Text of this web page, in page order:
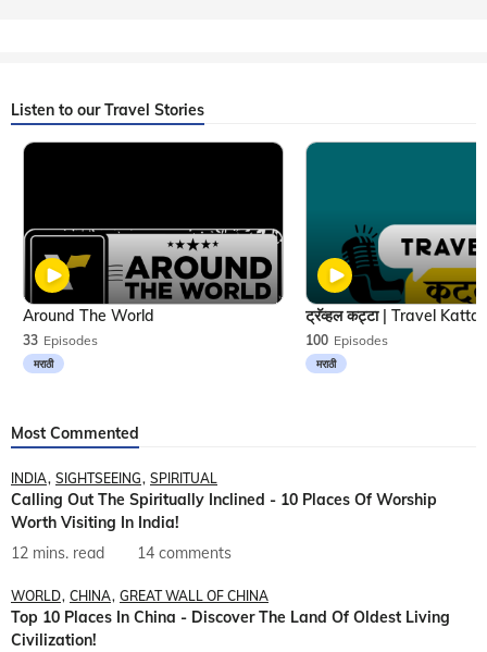
Listen to our Travel Stories
33 Episodes
मराठी
Around The World
100 Episodes
मराठी
Most Commented
INDIA SIGHTSEEING SPIRITUAL
Calling Out The Spiritually Inclined - 10 Places Of Worship
Worth Visiting In India!
12 mins. read
14 comments
WORLD CHINA GREAT WALL OF CHINA
Top 10 Places In China - Discover The Land Of Oldest Living
Civilization!